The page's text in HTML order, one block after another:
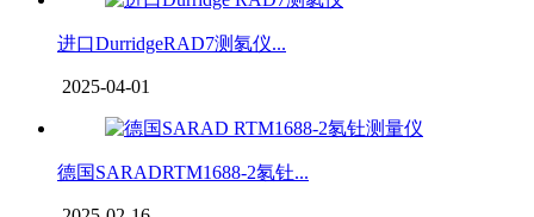
进口DurridgeRAD7测氡仪...
2025-04-01
德国SARADRTM1688-2氡钍...